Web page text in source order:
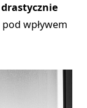
drastycznie
pod wpływem